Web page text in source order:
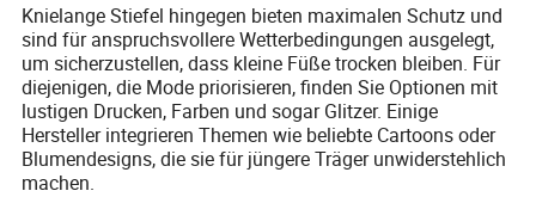
Knielange Stiefel hingegen bieten maximalen Schutz und
sind für anspruchsvollere Wetterbedingungen ausgelegt,
um sicherzustellen, dass kleine Füße trocken bleiben. Für
diejenigen, die Mode priorisieren, finden Sie Optionen mit
lustigen Drucken, Farben und sogar Glitzer. Einige
Hersteller integrieren Themen wie beliebte Cartoons oder
Blumendesigns, die sie für jüngere Träger unwiderstehlich
machen.